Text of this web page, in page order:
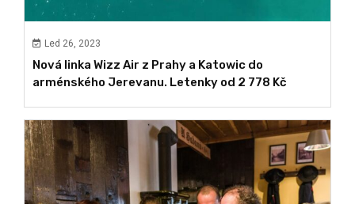
Led 26, 2023
Nová linka Wizz Air z Prahy a Katowic do
arménského Jerevanu. Letenky od 2 778 Kč